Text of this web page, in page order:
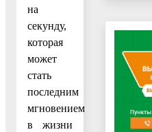
на
секунду,
которая
может
стать
последним
мгновением
в жизни